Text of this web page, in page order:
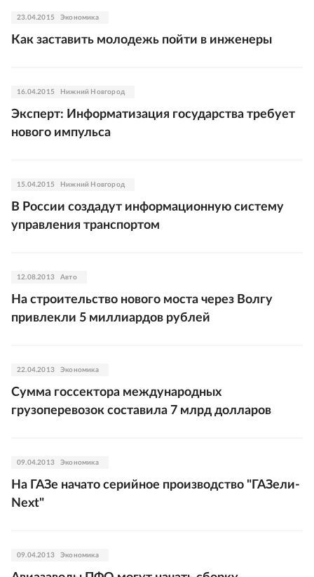
23.04.2015 Экономика
Как заставить молодежь пойти в инженеры
16.04.2015 Нижний Новгород
Эксперт: Информатизация государства требует
нового импульса
15.04.2015 Нижний Новгород
В России создадут информационную систему
управления транспортом
12.08.2013 Авто
На строительство нового моста через Волгу
привлекли 5 миллиардов рублей
22.04.2013 Экономика
Сумма госсектора международных
грузоперевозок составила 7 млрд долларов
09.04.2013 Экономика
На ГАЗе начато серийное производство "ГАЗели-
Next"
09.04.2013 Экономика